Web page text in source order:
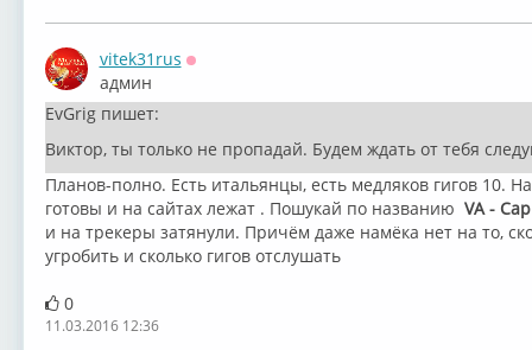
vitek31rus
админ
EvGrig пишет:
Виктор, ты только не пропадай. Будем ждать от тебя
Планов-полно. Есть итальянцы, есть медляков гигов 10.
готовы и на сайтах лежат . Пошукай по названию VA -
и на трекеры затянули. Причём даже намёка нет на то,
угробить и сколько гигов отслушать
0
11.03.2016 12:36